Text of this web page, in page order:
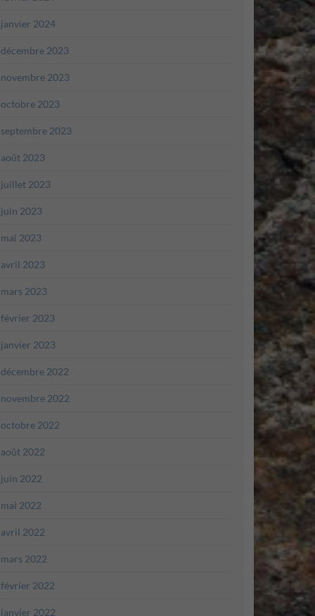
janvier 2024
décembre 2023
novembre 2023
octobre 2023
septembre 2023
août 2023
juillet 2023
juin 2023
mai 2023
avril 2023
mars 2023
février 2023
janvier 2023
décembre 2022
novembre 2022
octobre 2022
août 2022
juin 2022
mai 2022
avril 2022
mars 2022
février 2022
janvier 2022